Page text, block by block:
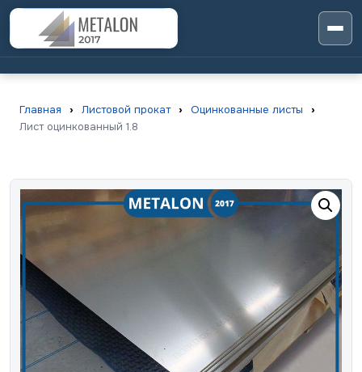
Главная › Листовой прокат › Оцинкованные листы
›
Лист оцинкованный 1.8